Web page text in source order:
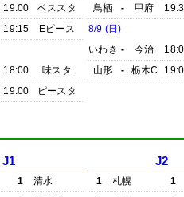
19:00
ベススタ
19:15
Eピース
18:00
味スタ
19:00 ピースタ
鳥栖
- 甲府
8/9 (日)
いわき - 今治
山形
- 栃木C
J1
1
清水
J2
1 札幌
1